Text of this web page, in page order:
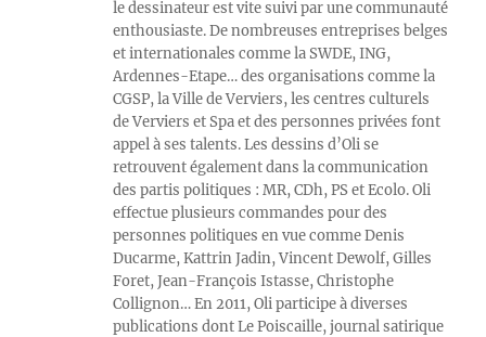
le dessinateur est vite suivi par une communauté
enthousiaste. De nombreuses entreprises belges
et internationales comme la SWDE, ING,
Ardennes-Etape… des organisations comme la
CGSP, la Ville de Verviers, les centres culturels
de Verviers et Spa et des personnes privées font
appel à ses talents. Les dessins d’Oli se
retrouvent également dans la communication
des partis politiques : MR, CDh, PS et Ecolo. Oli
effectue plusieurs commandes pour des
personnes politiques en vue comme Denis
Ducarme, Kattrin Jadin, Vincent Dewolf, Gilles
Foret, Jean-François Istasse, Christophe
Collignon… En 2011, Oli participe à diverses
publications dont Le Poiscaille, journal satirique